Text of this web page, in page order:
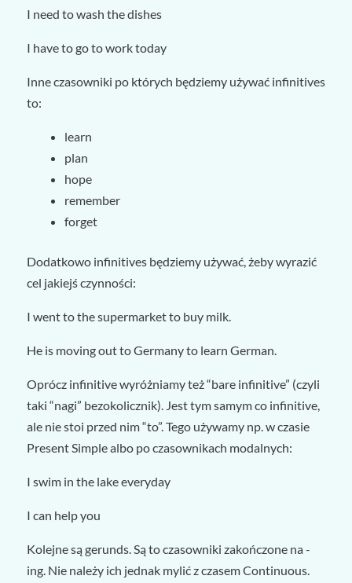
I need to wash the dishes
I haveto goto work today
Inne czasowniki po których będziemy używać infinitives
to:
learn
plan
hope
remember
forget
Dodatkowo infinitives będziemy używać, żeby wyrazić
cel jakiejś czynności:
I went to the supermarketto buy milk.
He is moving out to Germanyto learn German.
Oprócz infinitive wyróżniamy też “bare infinitive” (czyli
taki “nagi” bezokolicznik). Jest tym samym co infinitive,
ale nie stoi przed nim “to”. Tego używamy np. w czasie
Present Simple albo po czasownikach modalnych:
I swim in the lake everyday
I can helpyou
Kolejne są gerunds. Są to czasowniki zakończone na -
ing. Nie należy ich jednak mylić z czasem Continuous.